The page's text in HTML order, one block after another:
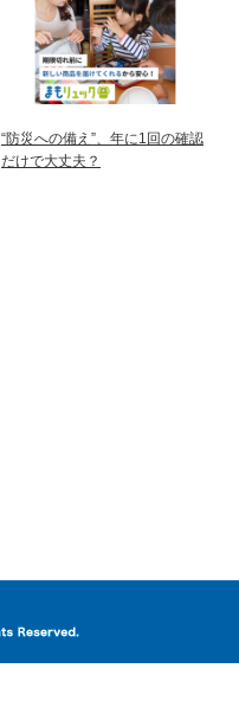
“防災への備え”、年に1回の確認
だけで大丈夫？